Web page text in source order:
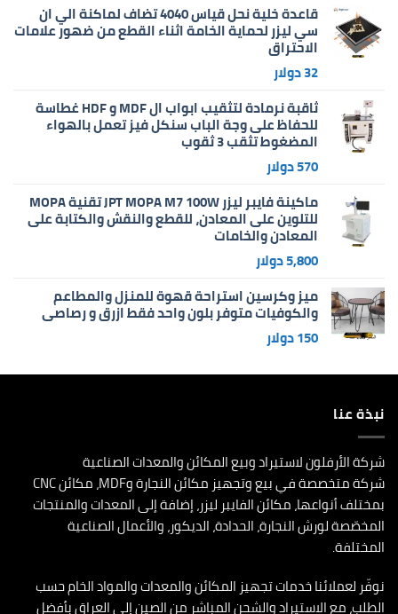
قاعدة خلية نحل قياس 4040 تضاف لماكنة الي ان
سي ليزر لحماية الخامة اثناء القطع من ضهور علامات
الاحتراق
32دولار
ثاقبة نرمادة لتثقيب ابواب ال MDF و HDF غطاسة
للحفاظ على وجة الباب سنكل فيز تعمل بالهواء
المضغوط تثقب 3 ثقوب
570دولار
ماكينة فايبر ليزر JPT MOPA M7 100W تقنية MOPA
للتلوين على المعادن، للقطع والنقش والكتابة على
المعادن والخامات
5,800دولار
ميز وكرسين استراحة قهوة للمنزل والمطاعم
والكوفيات متوفر بلون واحد فقط ازرق و رصاصي
150دولار
نبذة عنا
شركة الأرفلون لاستيراد وبيع المكائن والمعدات الصناعية
شركة متخصصة في بيع وتجهيز مكائن النجارة وMDF، مكائن CNC
بمختلف أنواعها، مكائن الفايبر ليزر، إضافة إلى المعدات والمنتجات
المخصّصة لورش النجارة، الحدادة، الديكور، والأعمال الصناعية
المختلفة.
نوفّر لعملائنا خدمات تجهيز المكائن والمعدات والمواد الخام حسب
الطلب، مع الاستيراد والشحن المباشر من الصين إلى العراق بأفضل